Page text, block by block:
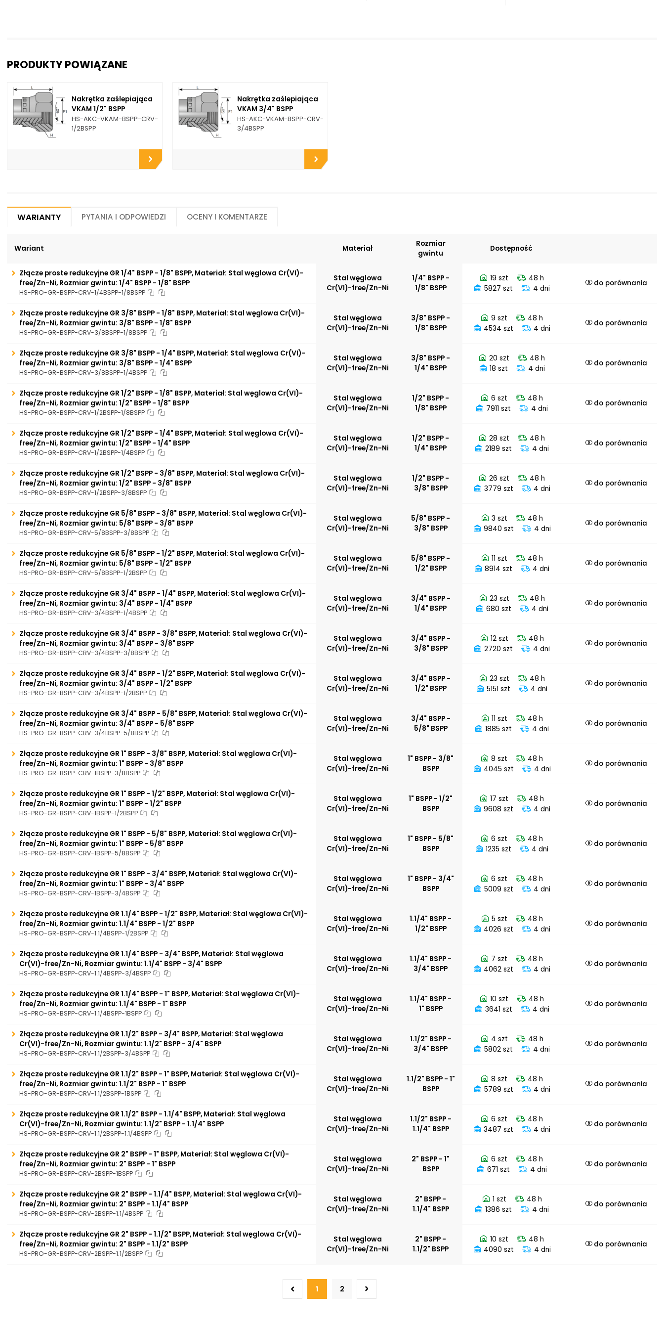
Do płyt i bloków
przyłączeniowych
Do końcówek w
elastycznych gotowych
Do rur precyzyjnych
Do przewodów Tekalan
uszczelniających
Odporność na działanie
Odporność na działanie
wysokich temperatur
PRODUKTY POWIĄZANE
Nakrętka zaślepiająca
VKAM 1/2" BSPP
HS-AKC-VKAM-BSPP-CRV-
1/2BSPP
Nakrętka zaślepiająca
VKAM 3/4" BSPP
HS-AKC-VKAM-BSPP-CRV-
3/4BSPP
Warianty Pytania i odpowiedzi Oceny i komentarze
Wariant Materiał
Rozmiar
gwintu
Dostępność
Złącze proste redukcyjne GR 1/4" BSPP - 1/8" BSPP, Materiał: Stal węglowa Cr(VI)-
free/Zn-Ni, Rozmiar gwintu: 1/4" BSPP - 1/8" BSPP
HS-PRO-GR-BSPP-CRV-1/4BSPP-1/8BSPP
Stal węglowa
Cr(VI)-free/Zn-Ni
1/4" BSPP -
1/8" BSPP
19 szt
48 h
5827 szt
4 dni
do porównania
Złącze proste redukcyjne GR 3/8" BSPP - 1/8" BSPP, Materiał: Stal węglowa Cr(VI)-
free/Zn-Ni, Rozmiar gwintu: 3/8" BSPP - 1/8" BSPP
HS-PRO-GR-BSPP-CRV-3/8BSPP-1/8BSPP
Stal węglowa
Cr(VI)-free/Zn-Ni
3/8" BSPP -
1/8" BSPP
9 szt
48 h
4534 szt
4 dni
do porównania
Złącze proste redukcyjne GR 3/8" BSPP - 1/4" BSPP, Materiał: Stal węglowa Cr(VI)-
free/Zn-Ni, Rozmiar gwintu: 3/8" BSPP - 1/4" BSPP
HS-PRO-GR-BSPP-CRV-3/8BSPP-1/4BSPP
Stal węglowa
Cr(VI)-free/Zn-Ni
3/8" BSPP -
1/4" BSPP
20 szt
48 h
18 szt
4 dni
do porównania
Złącze proste redukcyjne GR 1/2" BSPP - 1/8" BSPP, Materiał: Stal węglowa Cr(VI)-
free/Zn-Ni, Rozmiar gwintu: 1/2" BSPP - 1/8" BSPP
HS-PRO-GR-BSPP-CRV-1/2BSPP-1/8BSPP
Stal węglowa
Cr(VI)-free/Zn-Ni
1/2" BSPP -
1/8" BSPP
6 szt
48 h
7911 szt
4 dni
do porównania
Złącze proste redukcyjne GR 1/2" BSPP - 1/4" BSPP, Materiał: Stal węglowa Cr(VI)-
free/Zn-Ni, Rozmiar gwintu: 1/2" BSPP - 1/4" BSPP
HS-PRO-GR-BSPP-CRV-1/2BSPP-1/4BSPP
Stal węglowa
Cr(VI)-free/Zn-Ni
1/2" BSPP -
1/4" BSPP
28 szt
48 h
2189 szt
4 dni
do porównania
Złącze proste redukcyjne GR 1/2" BSPP - 3/8" BSPP, Materiał: Stal węglowa Cr(VI)-
free/Zn-Ni, Rozmiar gwintu: 1/2" BSPP - 3/8" BSPP
HS-PRO-GR-BSPP-CRV-1/2BSPP-3/8BSPP
Stal węglowa
Cr(VI)-free/Zn-Ni
1/2" BSPP -
3/8" BSPP
26 szt
48 h
3779 szt
4 dni
do porównania
Złącze proste redukcyjne GR 5/8" BSPP - 3/8" BSPP, Materiał: Stal węglowa Cr(VI)-
free/Zn-Ni, Rozmiar gwintu: 5/8" BSPP - 3/8" BSPP
HS-PRO-GR-BSPP-CRV-5/8BSPP-3/8BSPP
Stal węglowa
Cr(VI)-free/Zn-Ni
5/8" BSPP -
3/8" BSPP
3 szt
48 h
9840 szt
4 dni
do porównania
Złącze proste redukcyjne GR 5/8" BSPP - 1/2" BSPP, Materiał: Stal węglowa Cr(VI)-
free/Zn-Ni, Rozmiar gwintu: 5/8" BSPP - 1/2" BSPP
HS-PRO-GR-BSPP-CRV-5/8BSPP-1/2BSPP
Stal węglowa
Cr(VI)-free/Zn-Ni
5/8" BSPP -
1/2" BSPP
11 szt
48 h
8914 szt
4 dni
do porównania
Złącze proste redukcyjne GR 3/4" BSPP - 1/4" BSPP, Materiał: Stal węglowa Cr(VI)-
free/Zn-Ni, Rozmiar gwintu: 3/4" BSPP - 1/4" BSPP
HS-PRO-GR-BSPP-CRV-3/4BSPP-1/4BSPP
Stal węglowa
Cr(VI)-free/Zn-Ni
3/4" BSPP -
1/4" BSPP
23 szt
48 h
680 szt
4 dni
do porównania
Złącze proste redukcyjne GR 3/4" BSPP - 3/8" BSPP, Materiał: Stal węglowa Cr(VI)-
free/Zn-Ni, Rozmiar gwintu: 3/4" BSPP - 3/8" BSPP
HS-PRO-GR-BSPP-CRV-3/4BSPP-3/8BSPP
Stal węglowa
Cr(VI)-free/Zn-Ni
3/4" BSPP -
3/8" BSPP
12 szt
48 h
2720 szt
4 dni
do porównania
Złącze proste redukcyjne GR 3/4" BSPP - 1/2" BSPP, Materiał: Stal węglowa Cr(VI)-
free/Zn-Ni, Rozmiar gwintu: 3/4" BSPP - 1/2" BSPP
HS-PRO-GR-BSPP-CRV-3/4BSPP-1/2BSPP
Stal węglowa
Cr(VI)-free/Zn-Ni
3/4" BSPP -
1/2" BSPP
23 szt
48 h
5151 szt
4 dni
do porównania
Złącze proste redukcyjne GR 3/4" BSPP - 5/8" BSPP, Materiał: Stal węglowa Cr(VI)-
free/Zn-Ni, Rozmiar gwintu: 3/4" BSPP - 5/8" BSPP
HS-PRO-GR-BSPP-CRV-3/4BSPP-5/8BSPP
Stal węglowa
Cr(VI)-free/Zn-Ni
3/4" BSPP -
5/8" BSPP
11 szt
48 h
1885 szt
4 dni
do porównania
Złącze proste redukcyjne GR 1" BSPP - 3/8" BSPP, Materiał: Stal węglowa Cr(VI)-
free/Zn-Ni, Rozmiar gwintu: 1" BSPP - 3/8" BSPP
HS-PRO-GR-BSPP-CRV-1BSPP-3/8BSPP
Stal węglowa
Cr(VI)-free/Zn-Ni
1" BSPP - 3/8"
BSPP
8 szt
48 h
4045 szt
4 dni
do porównania
Złącze proste redukcyjne GR 1" BSPP - 1/2" BSPP, Materiał: Stal węglowa Cr(VI)-
free/Zn-Ni, Rozmiar gwintu: 1" BSPP - 1/2" BSPP
HS-PRO-GR-BSPP-CRV-1BSPP-1/2BSPP
Stal węglowa
Cr(VI)-free/Zn-Ni
1" BSPP - 1/2"
BSPP
17 szt
48 h
9608 szt
4 dni
do porównania
Złącze proste redukcyjne GR 1" BSPP - 5/8" BSPP, Materiał: Stal węglowa Cr(VI)-
free/Zn-Ni, Rozmiar gwintu: 1" BSPP - 5/8" BSPP
HS-PRO-GR-BSPP-CRV-1BSPP-5/8BSPP
Stal węglowa
Cr(VI)-free/Zn-Ni
1" BSPP - 5/8"
BSPP
6 szt
48 h
1235 szt
4 dni
do porównania
Złącze proste redukcyjne GR 1" BSPP - 3/4" BSPP, Materiał: Stal węglowa Cr(VI)-
free/Zn-Ni, Rozmiar gwintu: 1" BSPP - 3/4" BSPP
HS-PRO-GR-BSPP-CRV-1BSPP-3/4BSPP
Stal węglowa
Cr(VI)-free/Zn-Ni
1" BSPP - 3/4"
BSPP
6 szt
48 h
5009 szt
4 dni
do porównania
Złącze proste redukcyjne GR 1.1/4" BSPP - 1/2" BSPP, Materiał: Stal węglowa Cr(VI)-
free/Zn-Ni, Rozmiar gwintu: 1.1/4" BSPP - 1/2" BSPP
HS-PRO-GR-BSPP-CRV-1.1/4BSPP-1/2BSPP
Stal węglowa
Cr(VI)-free/Zn-Ni
1.1/4" BSPP -
1/2" BSPP
5 szt
48 h
4026 szt
4 dni
do porównania
Złącze proste redukcyjne GR 1.1/4" BSPP - 3/4" BSPP, Materiał: Stal węglowa
Cr(VI)-free/Zn-Ni, Rozmiar gwintu: 1.1/4" BSPP - 3/4" BSPP
HS-PRO-GR-BSPP-CRV-1.1/4BSPP-3/4BSPP
Stal węglowa
Cr(VI)-free/Zn-Ni
1.1/4" BSPP -
3/4" BSPP
7 szt
48 h
4062 szt
4 dni
do porównania
Złącze proste redukcyjne GR 1.1/4" BSPP - 1" BSPP, Materiał: Stal węglowa Cr(VI)-
free/Zn-Ni, Rozmiar gwintu: 1.1/4" BSPP - 1" BSPP
HS-PRO-GR-BSPP-CRV-1.1/4BSPP-1BSPP
Stal węglowa
Cr(VI)-free/Zn-Ni
1.1/4" BSPP -
1" BSPP
10 szt
48 h
3641 szt
4 dni
do porównania
Złącze proste redukcyjne GR 1.1/2" BSPP - 3/4" BSPP, Materiał: Stal węglowa
Cr(VI)-free/Zn-Ni, Rozmiar gwintu: 1.1/2" BSPP - 3/4" BSPP
HS-PRO-GR-BSPP-CRV-1.1/2BSPP-3/4BSPP
Stal węglowa
Cr(VI)-free/Zn-Ni
1.1/2" BSPP -
3/4" BSPP
4 szt
48 h
5802 szt
4 dni
do porównania
Złącze proste redukcyjne GR 1.1/2" BSPP - 1" BSPP, Materiał: Stal węglowa Cr(VI)-
free/Zn-Ni, Rozmiar gwintu: 1.1/2" BSPP - 1" BSPP
HS-PRO-GR-BSPP-CRV-1.1/2BSPP-1BSPP
Stal węglowa
Cr(VI)-free/Zn-Ni
1.1/2" BSPP - 1"
BSPP
8 szt
48 h
5789 szt
4 dni
do porównania
Złącze proste redukcyjne GR 1.1/2" BSPP - 1.1/4" BSPP, Materiał: Stal węglowa
Cr(VI)-free/Zn-Ni, Rozmiar gwintu: 1.1/2" BSPP - 1.1/4" BSPP
HS-PRO-GR-BSPP-CRV-1.1/2BSPP-1.1/4BSPP
Stal węglowa
Cr(VI)-free/Zn-Ni
1.1/2" BSPP -
1.1/4" BSPP
6 szt
48 h
3487 szt
4 dni
do porównania
Złącze proste redukcyjne GR 2" BSPP - 1" BSPP, Materiał: Stal węglowa Cr(VI)-
free/Zn-Ni, Rozmiar gwintu: 2" BSPP - 1" BSPP
HS-PRO-GR-BSPP-CRV-2BSPP-1BSPP
Stal węglowa
Cr(VI)-free/Zn-Ni
2" BSPP - 1"
BSPP
6 szt
48 h
671 szt
4 dni
do porównania
Złącze proste redukcyjne GR 2" BSPP - 1.1/4" BSPP, Materiał: Stal węglowa Cr(VI)-
free/Zn-Ni, Rozmiar gwintu: 2" BSPP - 1.1/4" BSPP
HS-PRO-GR-BSPP-CRV-2BSPP-1.1/4BSPP
Stal węglowa
Cr(VI)-free/Zn-Ni
2" BSPP -
1.1/4" BSPP
1 szt
48 h
1386 szt
4 dni
do porównania
Złącze proste redukcyjne GR 2" BSPP - 1.1/2" BSPP, Materiał: Stal węglowa Cr(VI)-
free/Zn-Ni, Rozmiar gwintu: 2" BSPP - 1.1/2" BSPP
HS-PRO-GR-BSPP-CRV-2BSPP-1.1/2BSPP
Stal węglowa
Cr(VI)-free/Zn-Ni
2" BSPP -
1.1/2" BSPP
10 szt
48 h
4090 szt
4 dni
do porównania
1 2